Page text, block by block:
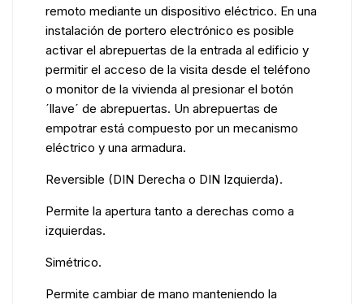
remoto mediante un dispositivo eléctrico. En una
instalación de portero electrónico es posible
activar el abrepuertas de la entrada al edificio y
permitir el acceso de la visita desde el teléfono
o monitor de la vivienda al presionar el botón
´llave´ de abrepuertas. Un abrepuertas de
empotrar está compuesto por un mecanismo
eléctrico y una armadura.
Reversible (DIN Derecha o DIN Izquierda).
Permite la apertura tanto a derechas como a
izquierdas.
Simétrico.
Permite cambiar de mano manteniendo la